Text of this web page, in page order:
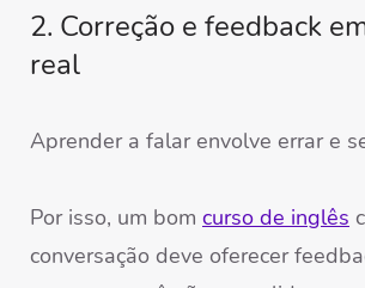
2. Correção e feedback
real
Aprender a falar envolve errar e
Por isso, um bom curso de inglês
conversação deve oferecer